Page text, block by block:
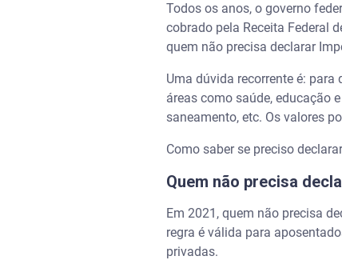
Todos os anos, o governo
cobrado pela Receita Federal
quem não precisa declarar
Uma dúvida recorrente é: para
áreas como saúde, educação
saneamento, etc. Os valores
Como saber se preciso
Quem não precisa
Em 2021, quem não precisa
regra é válida para
privadas.